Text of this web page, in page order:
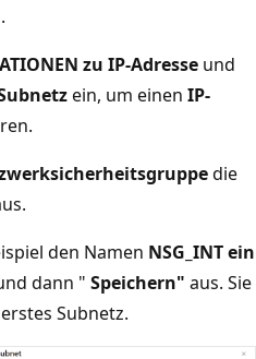
zu IP-Adresse und
ein, um einen IP-
die
den Namen NSG_INT ein
dann " Speichern" aus. Sie
Subnetz.